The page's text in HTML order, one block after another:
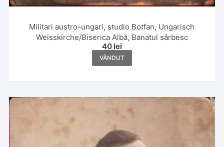
Militari austro-ungari, studio Botfan, Ungarisch
Weisskirche/Biserica Albă, Banatul sârbesc
40 lei
VÂNDUT